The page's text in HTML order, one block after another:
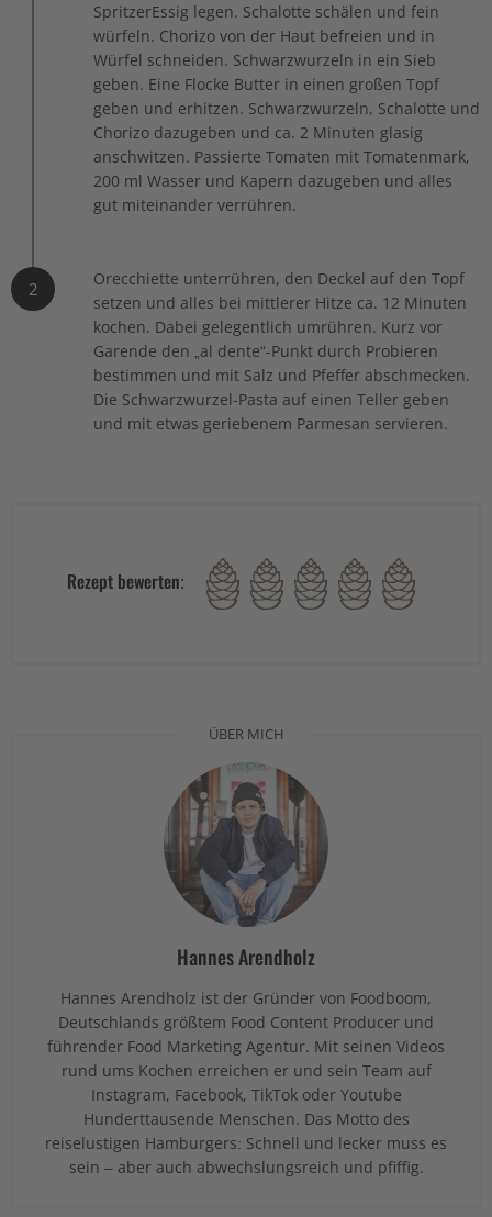
SpritzerEssig legen. Schalotte schälen und fein
würfeln. Chorizo von der Haut befreien und in
Würfel schneiden. Schwarzwurzeln in ein Sieb
geben. Eine Flocke Butter in einen großen Topf
geben und erhitzen. Schwarzwurzeln, Schalotte und
Chorizo dazugeben und ca. 2 Minuten glasig
anschwitzen. Passierte Tomaten mit Tomatenmark,
200 ml Wasser und Kapern dazugeben und alles
gut miteinander verrühren.
2
Orecchiette unterrühren, den Deckel auf den Topf
setzen und alles bei mittlerer Hitze ca. 12 Minuten
kochen. Dabei gelegentlich umrühren. Kurz vor
Garende den „al dente“-Punkt durch Probieren
bestimmen und mit Salz und Pfeffer abschmecken.
Die Schwarzwurzel-Pasta auf einen Teller geben
und mit etwas geriebenem Parmesan servieren.
Rezept bewerten:
ÜBER MICH
Hannes Arendholz
Hannes Arendholz ist der Gründer von Foodboom,
Deutschlands größtem Food Content Producer und
führender Food Marketing Agentur. Mit seinen Videos
rund ums Kochen erreichen er und sein Team auf
Instagram, Facebook, TikTok oder Youtube
Hunderttausende Menschen. Das Motto des
reiselustigen Hamburgers: Schnell und lecker muss es
sein – aber auch abwechslungsreich und pfiffig.